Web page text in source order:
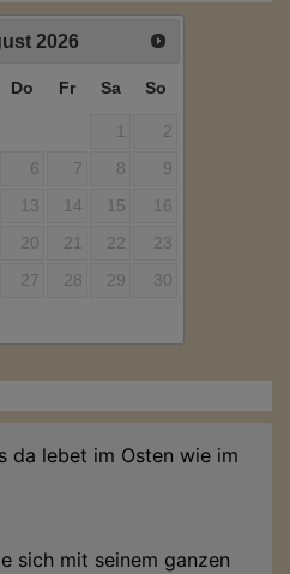
2026
Do Fr Sa So
1
2
6 7 8
9
13 14 15
16
20 21 22
23
27 28 29
30
da lebet im Osten wie im
sich mit seinem ganzen